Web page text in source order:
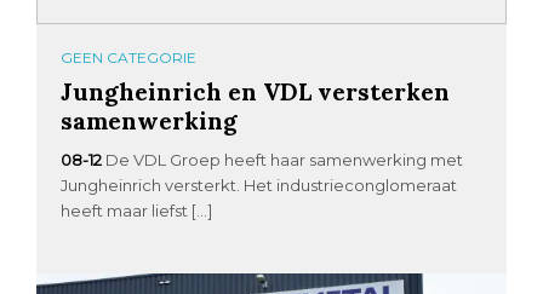
GEEN CATEGORIE
Jungheinrich en VDL versterken
samenwerking
08-12 De VDL Groep heeft haar samenwerking met
Jungheinrich versterkt. Het industrieconglomeraat
heeft maar liefst […]